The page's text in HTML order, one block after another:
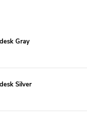
Gray
Silver